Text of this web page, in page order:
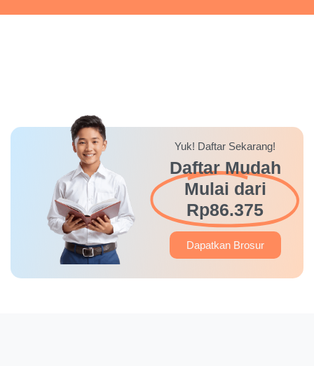
Yuk! Daftar Sekarang!
Daftar Mudah
Mulai dari
Rp86.375
Dapatkan Brosur